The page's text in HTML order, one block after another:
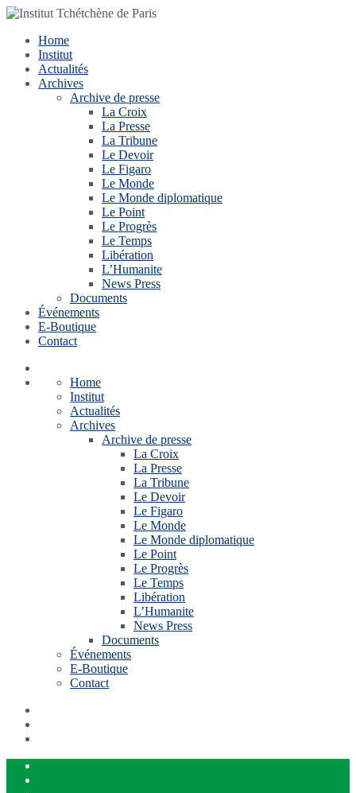
Home
Institut
Actualités
Archives
Archive de presse
La Croix
La Presse
La Tribune
Le Devoir
Le Figaro
Le Monde
Le Monde diplomatique
Le Point
Le Progrès
Le Temps
Libération
L’Humanite
News Press
Documents
Événements
E-Boutique
Contact
Home
Institut
Actualités
Archives
Archive de presse
La Croix
La Presse
La Tribune
Le Devoir
Le Figaro
Le Monde
Le Monde diplomatique
Le Point
Le Progrès
Le Temps
Libération
L’Humanite
News Press
Documents
Événements
E-Boutique
Contact